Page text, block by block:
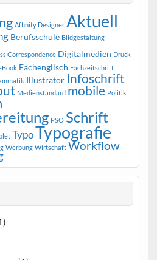
Affinity Designer Aktuell
Berufsschule Bildgestaltung
Correspondence Digitalmedien Druck
Book Fachenglisch Fachzeitschrift
Illustrator Infoschrift
Medienstandard mobile Politik
PSO Schrift
TypoTypografie
Werbung Wirtschaft Workflow